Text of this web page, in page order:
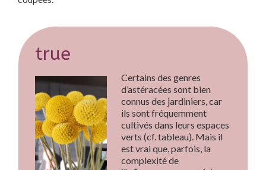
true
Certains des genres
d’astéracées sont bien
connus des jardiniers, car
ils sont fréquemment
cultivés dans leurs espaces
verts (cf. tableau). Mais il
est vrai que, parfois, la
complexité de